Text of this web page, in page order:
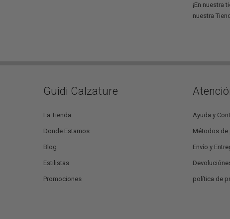
¡En nuestra
nuestra
Guidi Calzature
La Tienda
Donde Estamos
Blog
Estilistas
Promociones
Ayuda y
Métodos de
Envío y
política de